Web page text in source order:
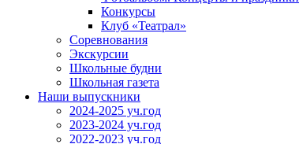
Конкурсы
Клуб «Театрал»
Соревнования
Экскурсии
Школьные будни
Школьная газета
Наши выпускники
2024-2025 уч.год
2023-2024 уч.год
2022-2023 уч.год